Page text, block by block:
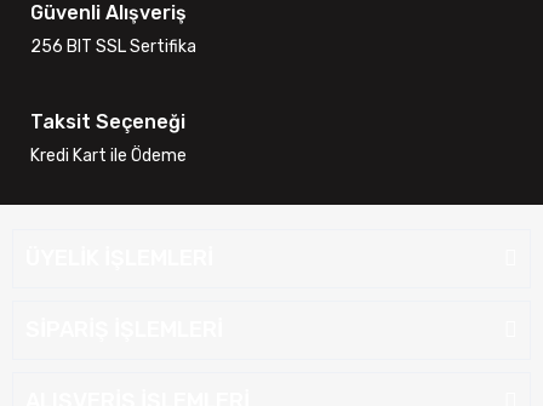
Güvenli Alışveriş
256 BIT SSL Sertifika
Taksit Seçeneği
Kredi Kart ile Ödeme